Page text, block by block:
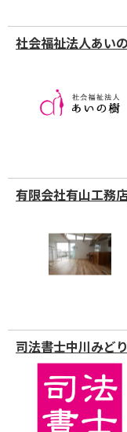
社会福祉法人あい
有限会社有山工務
司法書士中川みど